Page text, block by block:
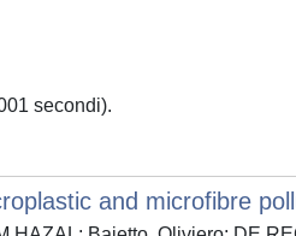
secondi).
and microfibre